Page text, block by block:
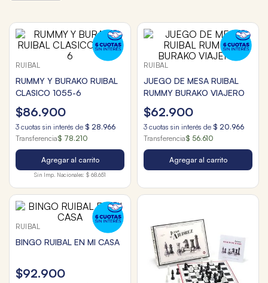
RUIBAL
RUMMY Y BURAKO RUIBAL
CLASICO 1055-6
$86.900
3 cuotas sin interés de $ 28.966
Transferencia$ 78.210
Agregar al carrito
Sin Imp. Nacionales: $ 68.651
RUIBAL
JUEGO DE MESA RUIBAL
RUMMY BURAKO VIAJERO
$62.900
3 cuotas sin interés de $ 20.966
Transferencia$ 56.610
Agregar al carrito
RUIBAL
BINGO RUIBAL EN MI CASA
$92.900